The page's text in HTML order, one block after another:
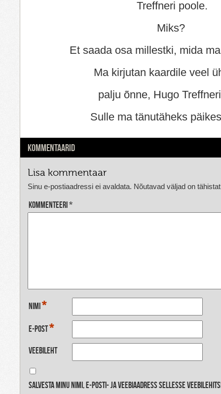
Treffneri poole.
Miks?
Et saada osa millestki, mida
Ma kirjutan kaardile veel
palju õnne, Hugo
Sulle ma tänutäheks
KOMMENTAARID
Lisa kommentaar
Sinu e-postiaadressi ei avaldata. Nõutavad väljad on
Kommenteeri*
Nimi*
E-post*
Veebileht
Salvesta minu nimi, e-posti- ja veebiaadress sellesse